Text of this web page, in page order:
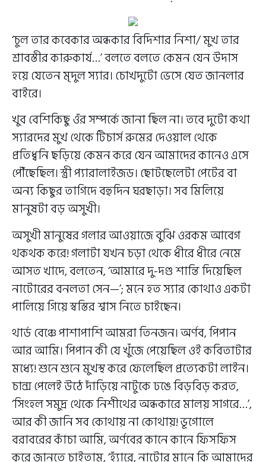
‘চুল তার কবেকার অন্ধকার বিদিশার নিশা/ মুখ তার
শ্রাবস্তীর কারুকার্য…’ বলতে বলতে কেমন যেন উদাস
হয়ে যেতেন মৃদুল স্যার। চোখদুটো ভেসে যেত জানলার
বাইরে।
খুব বেশিকিছু ওঁর সম্পর্কে জানা ছিল না। তবে দুটো কথা
স্যারদের মুখ থেকে টিচার্স রুমের দেওয়াল থেকে
প্রতিধ্বনি ছড়িয়ে কেমন করে যেন আমাদের কানেও এসে
পৌঁছেছিল। স্ত্রী প্যারালাইজড। ছোটছেলেটা পেটের বা
অন্য কিছুর তাগিদে বহুদিন ঘরছাড়া। সব মিলিয়ে
মানুষটা বড় অসুখী।
অসুখী মানুষের গলার আওয়াজে বুঝি ওরকম আবেগ
থকথক করে! গলাটা যখন চড়া থেকে ধীরে ধীরে নেমে
আসত খাদে, বলতেন, ‘আমারে দু-দণ্ড শান্তি দিয়েছিল
নাটোরের বনলতা সেন—’; মনে হত স্যার কোথাও একটা
পালিয়ে গিয়ে স্বস্তির শ্বাস নিতে চাইছেন।
থার্ড বেঞ্চে পাশাপাশি আমরা তিনজন। অর্ণব, পিপান
আর আমি। পিপান কী যে খুঁজে পেয়েছিল ওই কবিতাটার
মধ্যে! শুনে শুনে মুখস্থ করে ফেলেছিল প্রত্যেকটা লাইন।
চান্স পেলেই উঠে দাঁড়িয়ে নাটুকে ঢঙে বিড়বিড় করত,
‘সিংহল সমুদ্র থেকে নিশীথের অন্ধকারে মালয় সাগরে…’,
আর কী জানি সব কোথায় না কোথায়! ভূগোলে
বরাবরের কাঁচা আমি, অর্ণবের কানে কানে ফিসফিস
করে জানতে চাইতাম, ‘হ্যাঁরে, নাটোর মানে কি আমাদের